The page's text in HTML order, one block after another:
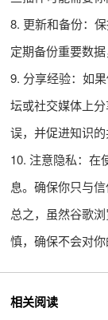
8. 更新和备份：
定期备份重要数据
9. 分享经验：如
坛或社交媒体上
误，并促进知识的
10. 注意隐私：在
息。确保你只与信
总之，虽然谷歌
慎，确保不会对你
相关阅读